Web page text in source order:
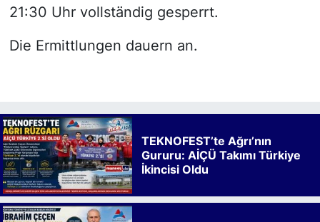
21:30 Uhr vollständig gesperrt.
Die Ermittlungen dauern an.
TEKNOFEST’te Ağrı’nın
Gururu: AİÇÜ Takımı Türkiye
İkincisi Oldu